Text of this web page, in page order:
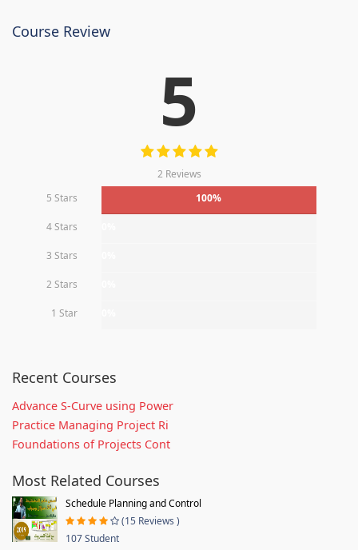
Course Review
5
2 Reviews
5 Stars
100%
4 Stars
3 Stars
2 Stars
1 Star
Recent Courses
Advance S-Curve using Power
Practice Managing Project Ri
Foundations of Projects Cont
Most Related Courses
Schedule Planning and Control
(15 Reviews )
107 Student